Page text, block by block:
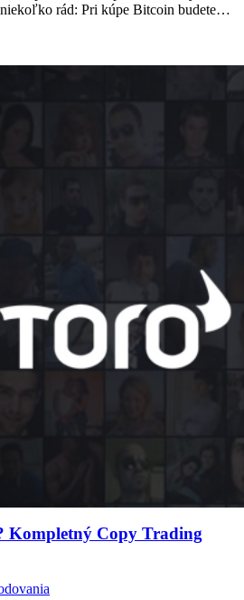
rád: Pri kúpe Bitcoin budete…
Kompletný Copy Trading